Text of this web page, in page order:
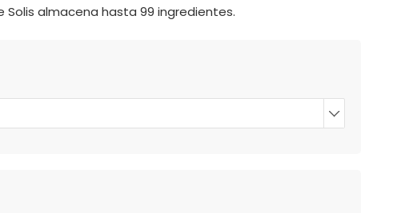
Solis almacena hasta 99 ingredientes.